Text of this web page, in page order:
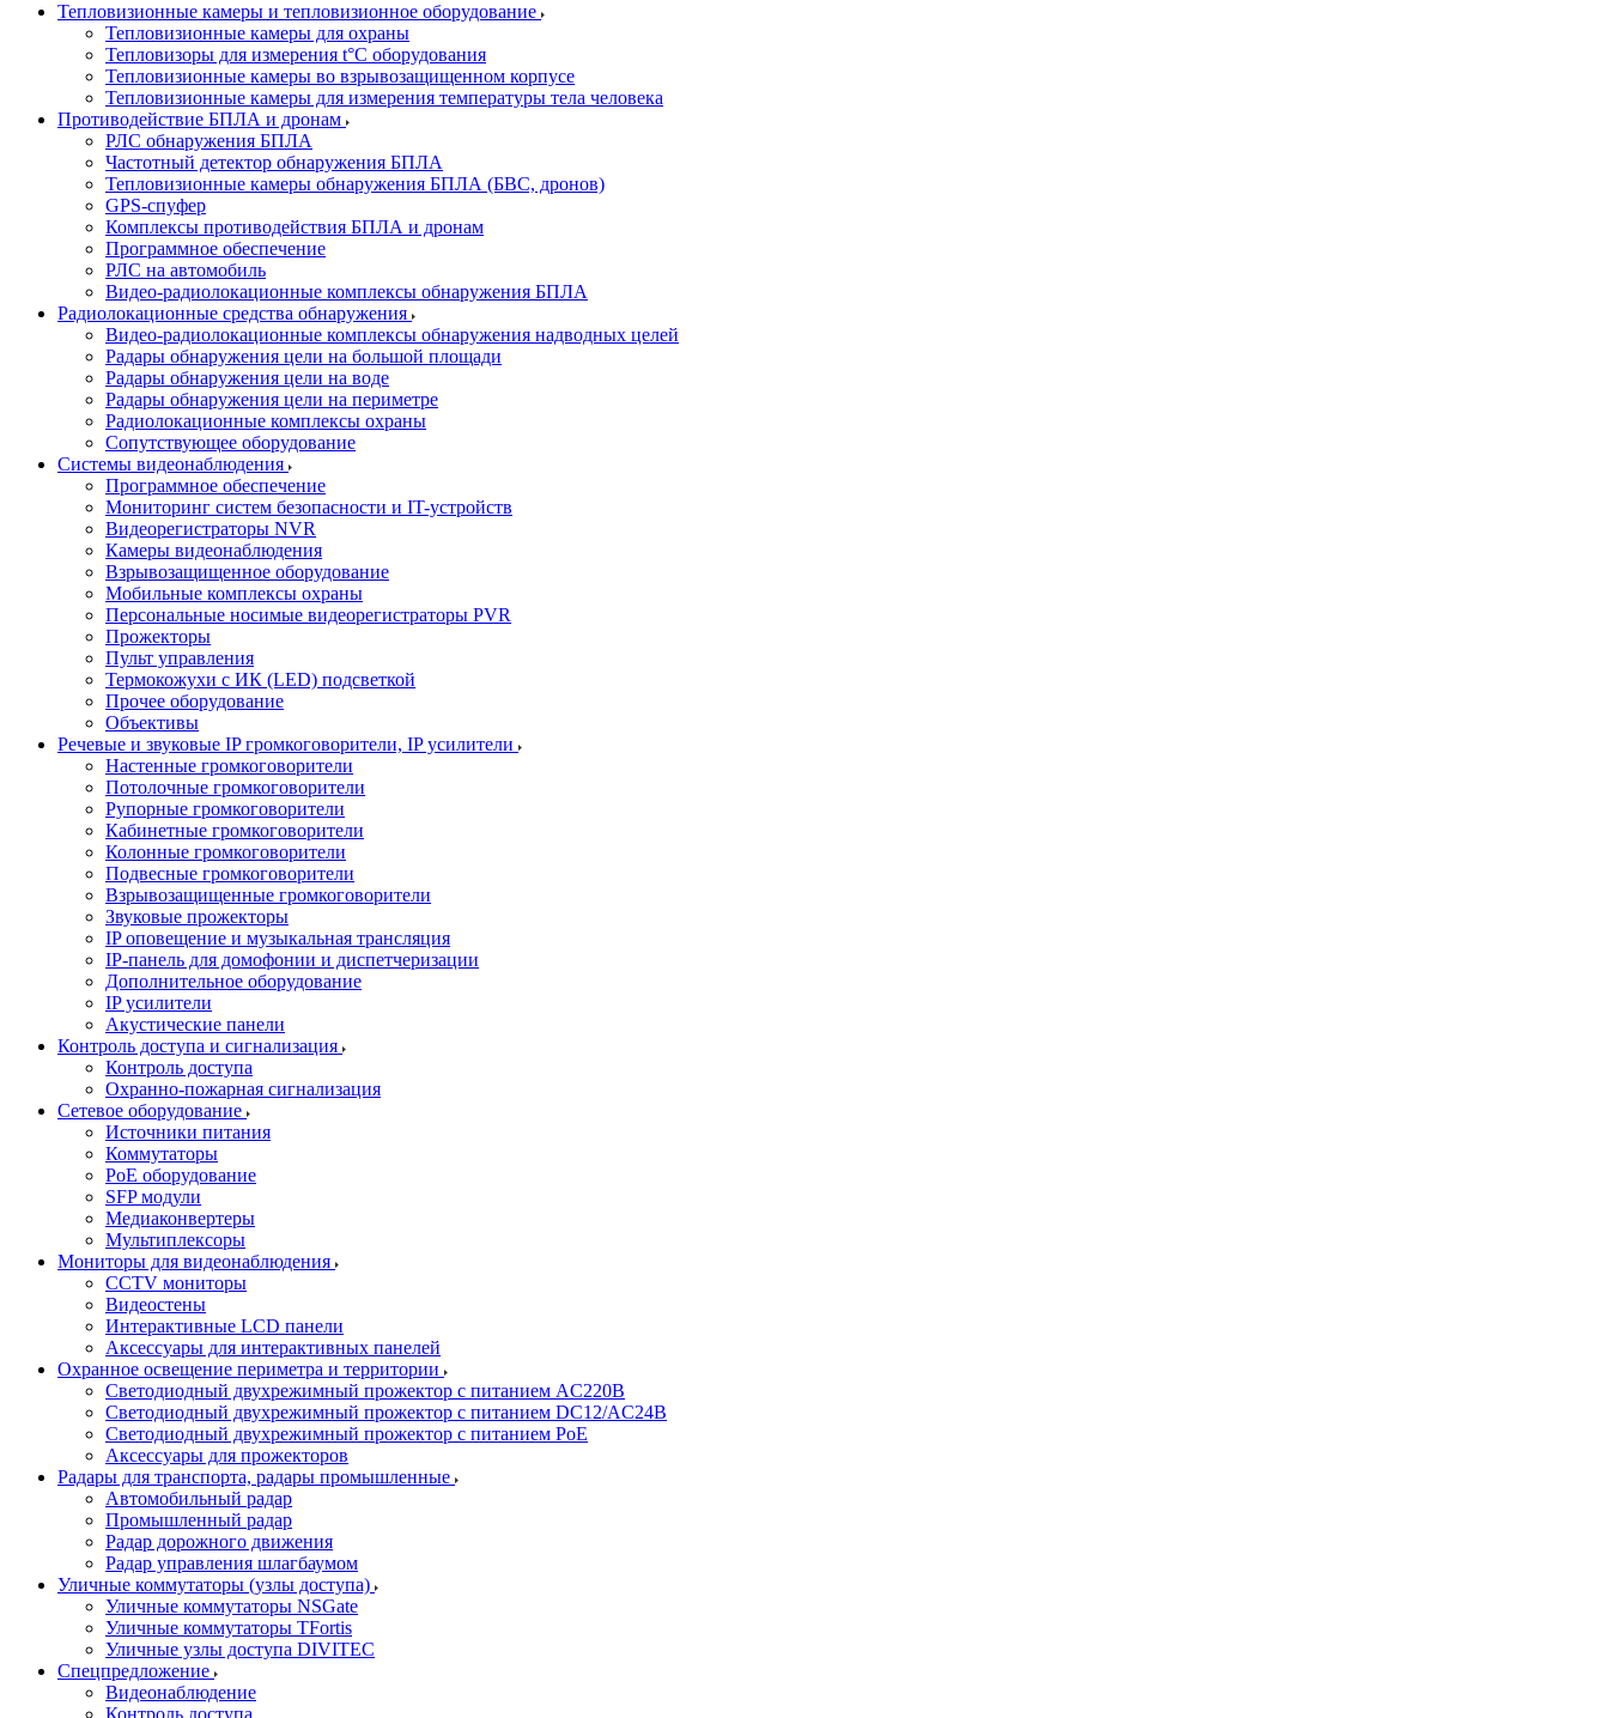
Тепловизионные камеры и тепловизионное оборудование
Тепловизионные камеры для охраны
Тепловизоры для измерения t°С оборудования
Тепловизионные камеры во взрывозащищенном корпусе
Тепловизионные камеры для измерения температуры тела человека
Противодействие БПЛА и дронам
РЛС обнаружения БПЛА
Частотный детектор обнаружения БПЛА
Тепловизионные камеры обнаружения БПЛА (БВС, дронов)
GPS-спуфер
Комплексы противодействия БПЛА и дронам
Программное обеспечение
РЛС на автомобиль
Видео-радиолокационные комплексы обнаружения БПЛА
Радиолокационные средства обнаружения
Видео-радиолокационные комплексы обнаружения надводных целей
Радары обнаружения цели на большой площади
Радары обнаружения цели на воде
Радары обнаружения цели на периметре
Радиолокационные комплексы охраны
Сопутствующее оборудование
Системы видеонаблюдения
Программное обеспечение
Мониторинг систем безопасности и IT-устройств
Видеорегистраторы NVR
Камеры видеонаблюдения
Взрывозащищенное оборудование
Мобильные комплексы охраны
Персональные носимые видеорегистраторы PVR
Прожекторы
Пульт управления
Термокожухи с ИК (LED) подсветкой
Прочее оборудование
Объективы
Речевые и звуковые IP громкоговорители, IP усилители
Настенные громкоговорители
Потолочные громкоговорители
Рупорные громкоговорители
Кабинетные громкоговорители
Колонные громкоговорители
Подвесные громкоговорители
Взрывозащищенные громкоговорители
Звуковые прожекторы
IP оповещение и музыкальная трансляция
IP-панель для домофонии и диспетчеризации
Дополнительное оборудование
IP усилители
Акустические панели
Контроль доступа и сигнализация
Контроль доступа
Охранно-пожарная сигнализация
Сетевое оборудование
Источники питания
Коммутаторы
PoE оборудование
SFP модули
Медиаконвертеры
Мультиплексоры
Мониторы для видеонаблюдения
CCTV мониторы
Видеостены
Интерактивные LCD панели
Аксессуары для интерактивных панелей
Охранное освещение периметра и территории
Светодиодный двухрежимный прожектор с питанием AC220В
Светодиодный двухрежимный прожектор с питанием DC12/AC24В
Светодиодный двухрежимный прожектор с питанием PoE
Аксессуары для прожекторов
Радары для транспорта, радары промышленные
Автомобильный радар
Промышленный радар
Радар дорожного движения
Радар управления шлагбаумом
Уличные коммутаторы (узлы доступа)
Уличные коммутаторы NSGate
Уличные коммутаторы TFortis
Уличные узлы доступа DIVITEC
Спецпредложение
Видеонаблюдение
Контроль доступа